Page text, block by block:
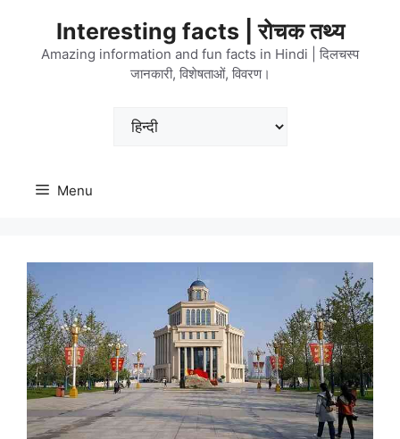
content
Interesting facts | रोचक तथ्य
Amazing information and fun facts in Hindi | दिलचस्प
जानकारी, विशेषताओं, विवरण।
Choose
Menu